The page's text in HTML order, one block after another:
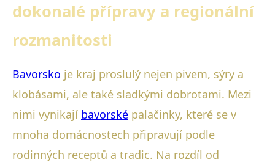
dokonalé přípravy a regionální
rozmanitosti
Bavorsko je kraj proslulý nejen pivem, sýry a
klobásami, ale také sladkými dobrotami. Mezi
nimi vynikají bavorské palačinky, které se v
mnoha domácnostech připravují podle
rodinných receptů a tradic. Na rozdíl od